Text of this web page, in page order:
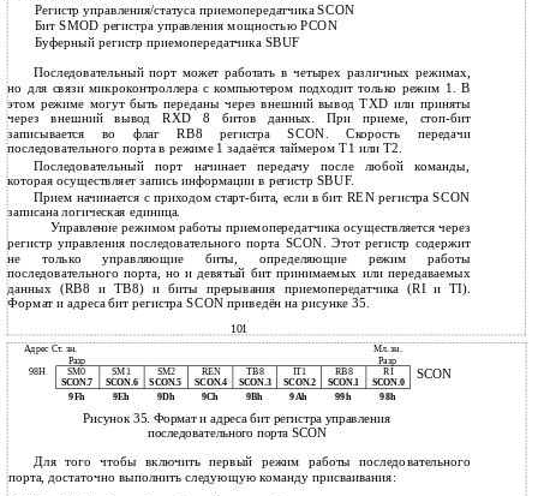
Регистр управления/статуса приемопередатчика SCON
Бит SMOD регистра управления мощностью PCON
Буферный регистр приемопередатчика SBUF
Последовательный порт может работать в четырех различных режимах,
но для связи микроконтроллера с компьютером подходит только режим 1. В
этом режиме могут быть переданы через внешний вывод TXD или приняты
через внешний вывод RXD 8 битов данных. При приеме, стоп-бит
записывается во флаг RB8 регистра SCON. Скорость передачи
последовательного порта в режиме 1 задаётся таймером Т1 или Т2.
Последовательный порт начинает передачу после любой команды,
которая осуществляет запись информации в регистр SBUF.
Прием начинается с приходом старт-бита, если в бит REN регистра SCON
записана логическая единица.
Управление режимом работы приемопередатчика осуществляется через
регистр управления последовательного порта SCON. Этот регистр содержит
не только управляющие биты, определяющие режим работы
последовательного порта, но и девятый бит принимаемых или передаваемых
данных (RB8 и ТВ8) и биты прерывания приемопередатчика (RI и TI).
Формат и адреса бит регистра SCON приведён на рисунке 35.
101
Адрес Ст. зн.
Мл. зн.
Разр
Разр
98Н
SM0 SM1 SM2 REN TB8 IT1 RB8 RI SCON
SCON.7 SCON.6 SCON.5 SCON.4 SCON.3 SCON.2 SCON.1
SCON.0
9Fh
9Eh 9Dh 9Ch 9Bh 9Ah 99h 98h
Рисунок 35. Формат и адреса бит регистра управления
последовательного порта SCON
Для того чтобы включить первый режим работы последовательного
порта, достаточно выполнить следующую команду присваивания: